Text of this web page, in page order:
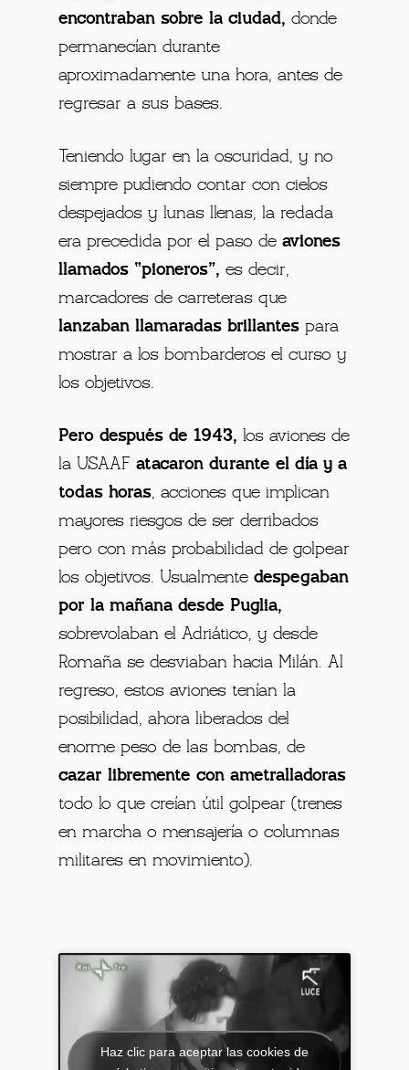
encontraban sobre la ciudad, donde
permanecían durante
aproximadamente una hora, antes de
regresar a sus bases.
Teniendo lugar en la oscuridad, y no
siempre pudiendo contar con cielos
despejados y lunas llenas, la redada
era precedida por el paso deaviones
llamados “pioneros”, es decir,
marcadores de carreteras que
lanzaban llamaradas brillantes para
mostrar a los bombarderos el curso y
los objetivos.
Pero después de 1943, los aviones de
la USAAFatacaron durante el día y a
todas horas, acciones que implican
mayores riesgos de ser derribados
pero con más probabilidad de golpear
los objetivos. Usualmentedespegaban
por la mañana desde Puglia,
sobrevolaban el Adriático, y desde
Romaña se desviaban hacia Milán. Al
regreso, estos aviones tenían la
posibilidad, ahora liberados del
enorme peso de las bombas, de
cazar libremente con ametralladoras
todo lo que creían útil golpear (trenes
en marcha o mensajería o columnas
militares en movimiento).
Haz clic para aceptar las cookies de